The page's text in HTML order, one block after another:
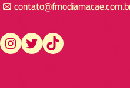
https://www.instagram.com/fmodia.macae/ https://twitter.com/fmodia.macae/ https://www.tiktok.com/@fmodia.macae